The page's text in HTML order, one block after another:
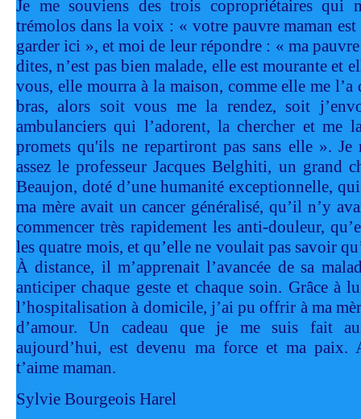
Je me souviens des trois copropriétaires qui
trémolos dans la voix : « votre pauvre maman
garder ici », et moi de leur répondre : « ma
dites, n’est pas bien malade, elle est mourante et
vous, elle mourra à la maison, comme elle me l’a
bras, alors soit vous me la rendez, soit
ambulanciers qui l’adorent, la chercher et me
promets qu'ils ne repartiront pas sans elle ». Je
assez le professeur Jacques Belghiti, un grand
Beaujon, doté d’une humanité exceptionnelle,
ma mère avait un cancer généralisé, qu’il n’y
commencer très rapidement les anti-douleur,
les quatre mois, et qu’elle ne voulait pas savoir
À distance, il m’apprenait l’avancée de sa
anticiper chaque geste et chaque soin. Grâce à
l’hospitalisation à domicile, j’ai pu offrir à ma
d’amour. Un cadeau que je me suis fait
aujourd’hui, est devenu ma force et ma paix.
t’aime maman.
Sylvie Bourgeois Harel